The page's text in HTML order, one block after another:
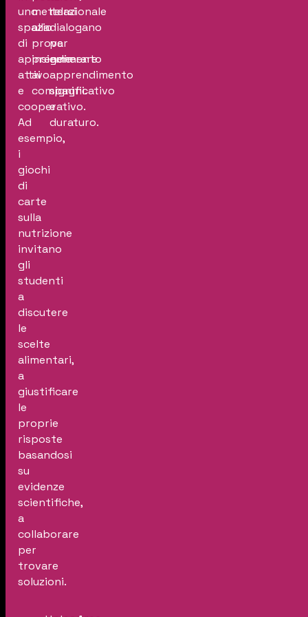
uno
spazio
di
apprendimento
attivo
e
cooperativo.
Ad
esempio,
i
giochi
di
carte
sulla
nutrizione
invitano
gli
studenti
a
discutere
le
scelte
alimentari,
a
giustificare
le
proprie
risposte
basandosi
su
evidenze
scientifiche,
a
collaborare
per
trovare
soluzioni.
mettersi
alla
prova
insieme
ai
compagni.
relazionale
dialogano
per
generare
apprendimento
significativo
e
duraturo.